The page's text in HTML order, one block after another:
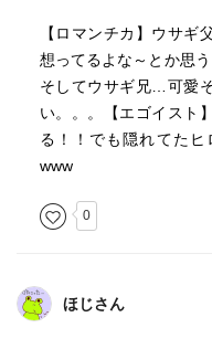
【ロマンチカ】ウサ
想ってるよな～とか思
そしてウサギ兄…可愛
い。。。【エゴイスト
る！！でも隠れてたヒ
www
0
ほじさん